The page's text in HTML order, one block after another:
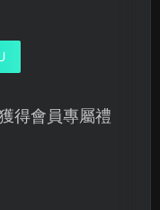
得會員專屬禮